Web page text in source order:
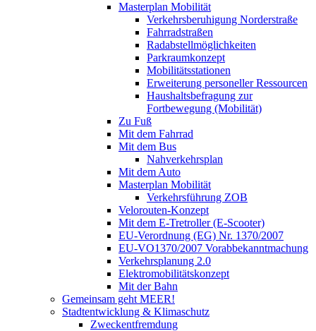
Masterplan Mobilität
Verkehrsberuhigung Norderstraße
Fahrradstraßen
Radabstellmöglichkeiten
Parkraumkonzept
Mobilitätsstationen
Erweiterung personeller Ressourcen
Haushaltsbefragung zur
Fortbewegung (Mobilität)
Zu Fuß
Mit dem Fahrrad
Mit dem Bus
Nahverkehrsplan
Mit dem Auto
Masterplan Mobilität
Verkehrsführung ZOB
Velorouten-Konzept
Mit dem E-Tretroller (E-Scooter)
EU-Verordnung (EG) Nr. 1370/2007
EU-VO1370/2007 Vorabbekanntmachung
Verkehrsplanung 2.0
Elektromobilitätskonzept
Mit der Bahn
Gemeinsam geht MEER!
Stadtentwicklung & Klimaschutz
Zweckentfremdung